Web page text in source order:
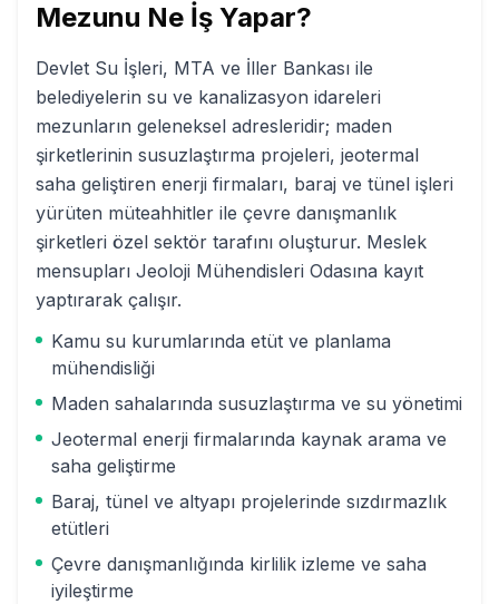
Mezunu Ne İş Yapar?
Devlet Su İşleri, MTA ve İller Bankası ile
belediyelerin su ve kanalizasyon idareleri
mezunların geleneksel adresleridir; maden
şirketlerinin susuzlaştırma projeleri, jeotermal
saha geliştiren enerji firmaları, baraj ve tünel işleri
yürüten müteahhitler ile çevre danışmanlık
şirketleri özel sektör tarafını oluşturur. Meslek
mensupları Jeoloji Mühendisleri Odasına kayıt
yaptırarak çalışır.
Kamu su kurumlarında etüt ve planlama
mühendisliği
Maden sahalarında susuzlaştırma ve su yönetimi
Jeotermal enerji firmalarında kaynak arama ve
saha geliştirme
Baraj, tünel ve altyapı projelerinde sızdırmazlık
etütleri
Çevre danışmanlığında kirlilik izleme ve saha
iyileştirme